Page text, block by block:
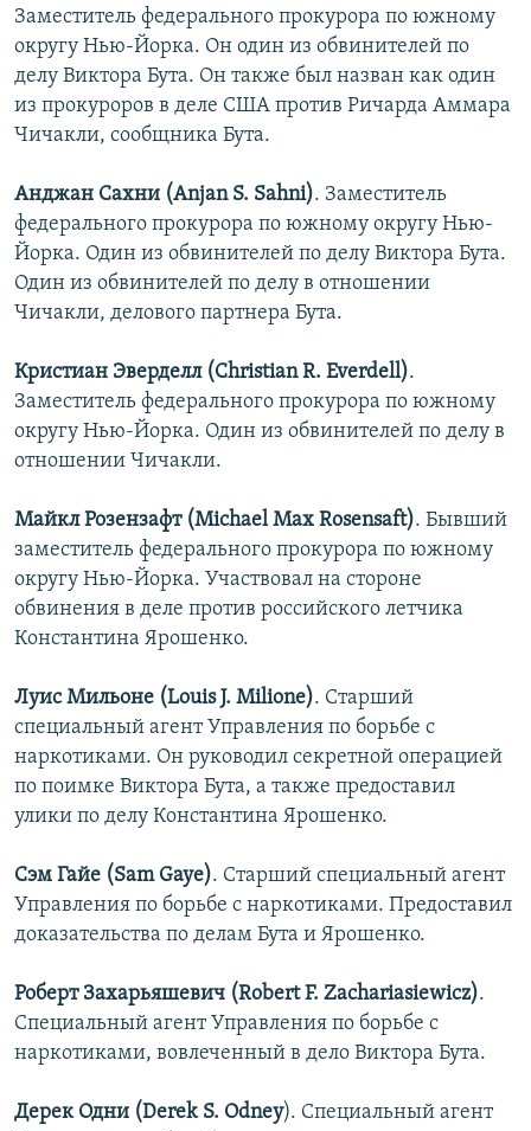
Заместитель федерального прокурора по южному
округу Нью-Йорка. Он один из обвинителей по
делу Виктора Бута. Он также был назван как один
из прокуроров в деле США против Ричарда Аммара
Чичакли, сообщника Бута.
Анджан Сахни (Anjan S. Sahni). Заместитель
федерального прокурора по южному округу Нью-
Йорка. Один из обвинителей по делу Виктора Бута.
Один из обвинителей по делу в отношении
Чичакли, делового партнера Бута.
Кристиан Эверделл (Christian R. Everdell).
Заместитель федерального прокурора по южному
округу Нью-Йорка. Один из обвинителей по делу в
отношении Чичакли.
Майкл Розензафт (Michael Max Rosensaft). Бывший
заместитель федерального прокурора по южному
округу Нью-Йорка. Участвовал на стороне
обвинения в деле против российского летчика
Константина Ярошенко.
Луис Мильоне (Louis J. Milione). Старший
специальный агент Управления по борьбе с
наркотиками. Он руководил секретной операцией
по поимке Виктора Бута, а также предоставил
улики по делу Константина Ярошенко.
Сэм Гайе (Sam Gaye). Старший специальный агент
Управления по борьбе с наркотиками. Предоставил
доказательства по делам Бута и Ярошенко.
Роберт Захарьяшевич (Robert F. Zachariasiewicz).
Специальный агент Управления по борьбе с
наркотиками, вовлеченный в дело Виктора Бута.
Дерек Одни (Derek S. Odney). Специальный агент